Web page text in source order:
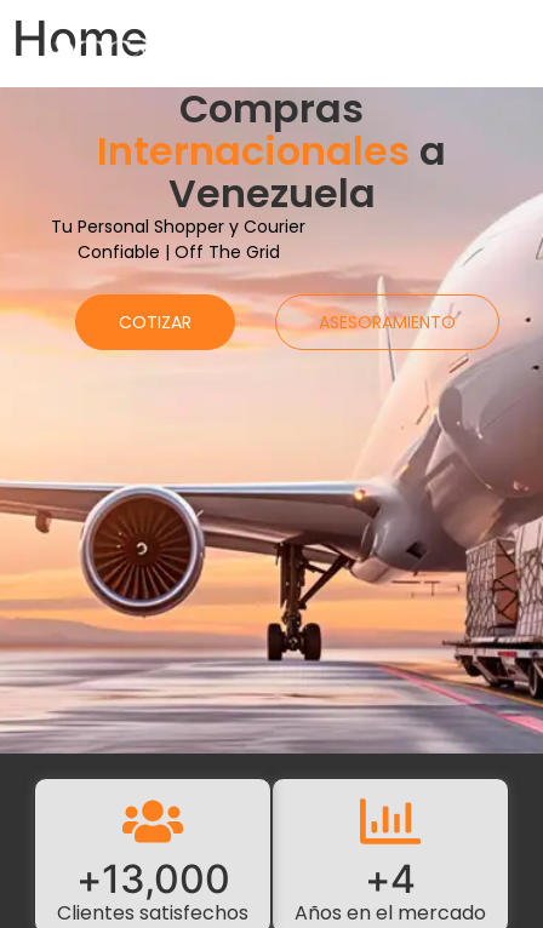
Home
Compras
Internacionales a
Venezuela
Tu Personal Shopper y Courier
Confiable | Off The Grid
COTIZAR ASESORAMIENTO
+4
Años en el mercado
+13,000
Clientes satisfechos